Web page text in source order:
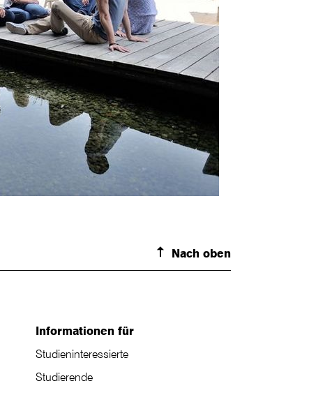
Nach oben
Informationen für
Studieninteressierte
Studierende